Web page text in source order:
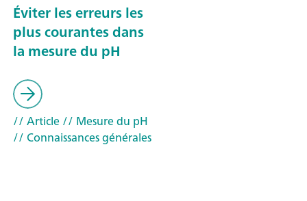
Éviter les erreurs les
plus courantes dans
la mesure du pH
// Article// Mesure du pH
// Connaissances générales